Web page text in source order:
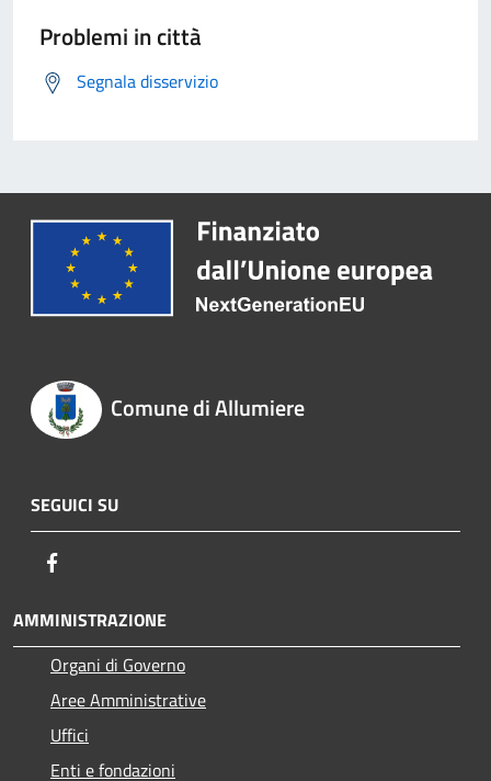
Problemi in città
Segnala disservizio
Comune di Allumiere
SEGUICI SU
AMMINISTRAZIONE
Organi di Governo
Aree Amministrative
Uffici
Enti e fondazioni